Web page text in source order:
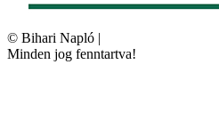
© Bihari Napló |
Minden jog fenntartva!